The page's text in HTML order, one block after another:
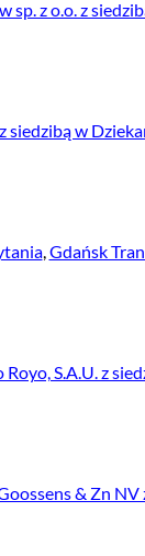
sp. z o.o. z
siedzibą w
,Gdańsk
S.A.U. z
& Zn NV